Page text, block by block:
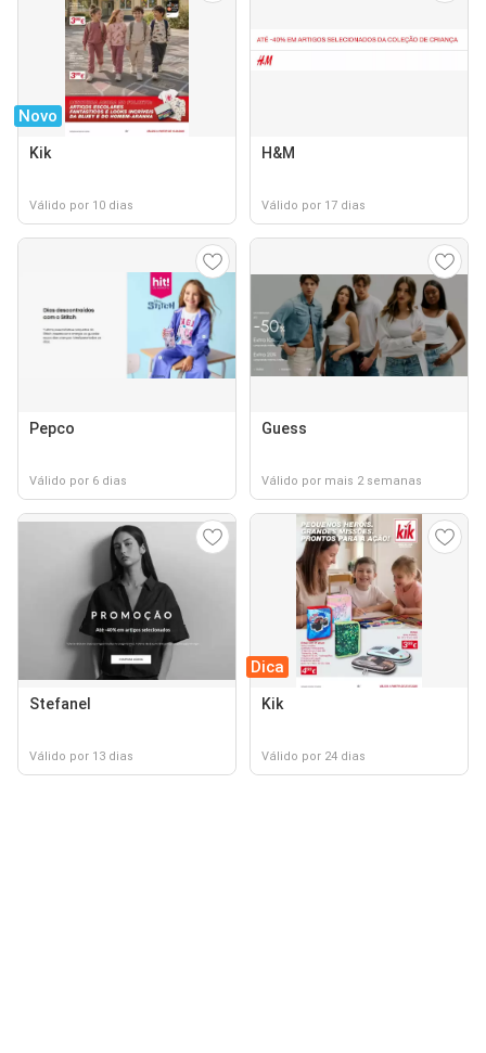
Novo
Kik
Válido por 10 dias
H&M
Válido por 17 dias
Pepco
Válido por 6 dias
Guess
Válido por mais 2 semanas
Stefanel
Válido por 13 dias
Dica
Kik
Válido por 24 dias